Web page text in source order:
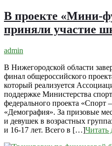
В проекте «Мини-
приняли участие
admin
В Нижегородской области
финал общероссийского
который реализуется
поддержке Министерства
федерального проекта «Спорт
«Демография». За призовые
и девушек в возрастных
и 16-17 лет. Всего в […]Читать